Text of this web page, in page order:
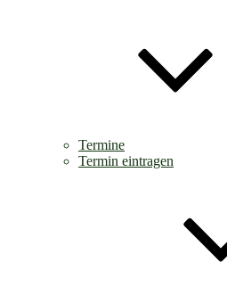
Termine
Termin eintragen